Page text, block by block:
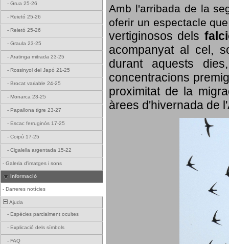
- Grua 25-26
- Reietó 25-26
- Reietó 25-26
- Graula 23-25
- Aratinga mitrada 23-25
- Rossinyol del Japó 21-25
- Brocat variable 24-25
- Monarca 23-25
- Papallona tigre 23-27
- Escac ferruginós 17-25
- Coipú 17-25
- Cigalella argentada 15-22
- Galeria d'imatges i sons
Informació
- Darreres notícies
Ajuda
- Espècies parcialment ocultes
- Explicació dels símbols
- FAQ
Amb l'arribada de la
oferir un espectacle
vertiginosos dels
acompanyat al cel,
durant aquests
concentracions
proximitat de la
àrees d'hivernada de